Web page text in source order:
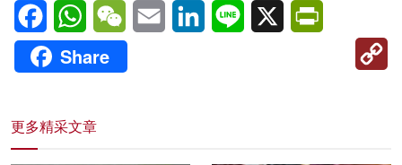
FacebookWhatsAppWeChatEmail LinkedInLine X
Share
更多精采文章